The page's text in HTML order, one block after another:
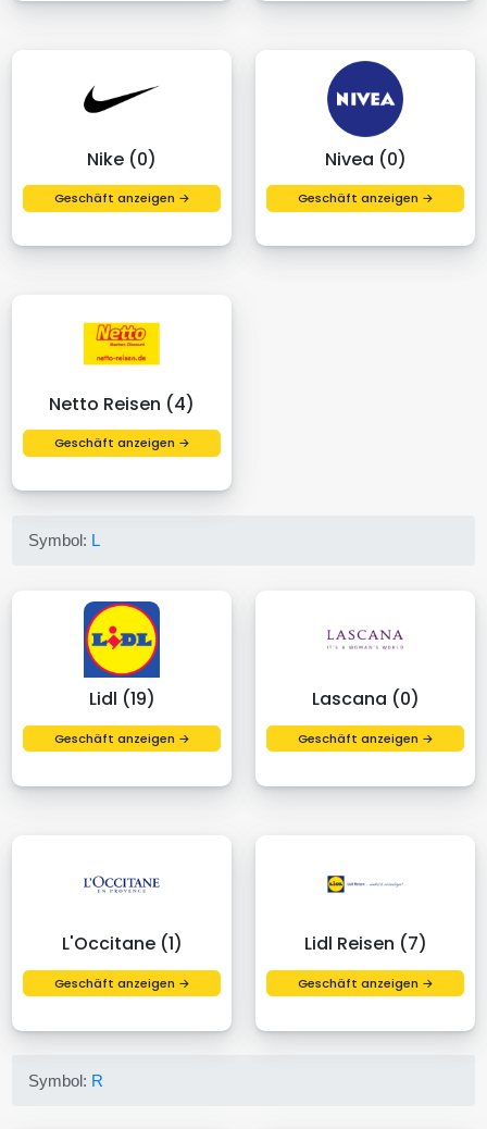
Nike (0)
Geschäft anzeigen →
Nivea (0)
Geschäft anzeigen →
Netto Reisen (4)
Geschäft anzeigen →
Symbol: L
Lidl (19)
Geschäft anzeigen →
Lascana (0)
Geschäft anzeigen →
L'Occitane (1)
Geschäft anzeigen →
Lidl Reisen (7)
Geschäft anzeigen →
Symbol: R